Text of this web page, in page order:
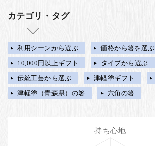
カテゴリ・タグ
利用シーンから選ぶ
価格から箸を選ぶ
10,000円以上ギフト
タイプから選ぶ
伝統工芸から選ぶ
津軽塗ギフト
津軽塗（青森県）の箸
六角の箸